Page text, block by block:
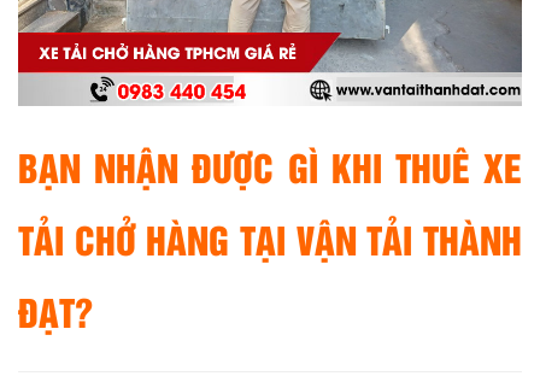
BẠN NHẬN ĐƯỢC GÌ KHI THUÊ XE
TẢI CHỞ HÀNG TẠI VẬN TẢI THÀNH
ĐẠT?